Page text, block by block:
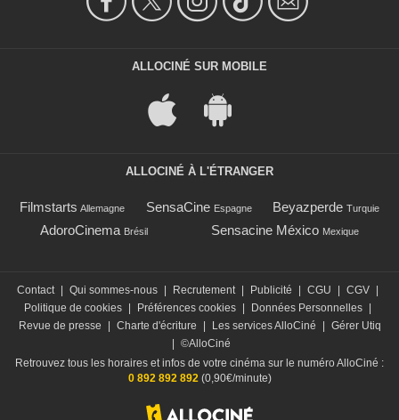
ALLOCINÉ SUR MOBILE
ALLOCINÉ À L'ÉTRANGER
Filmstarts Allemagne SensaCine Espagne Beyazperde Turquie
AdoroCinema Brésil Sensacine México Mexique
Contact Qui sommes-nous Recrutement Publicité CGU CGV
Politique de cookies
Préférences cookies Données Personnelles
Revue de presse
Charte d'écriture Les services AlloCiné
Gérer Utiq
©AlloCiné
Retrouvez tous les horaires et infos de votre cinéma sur le numéro AlloCiné :
0 892 892 892(0,90€/minute)